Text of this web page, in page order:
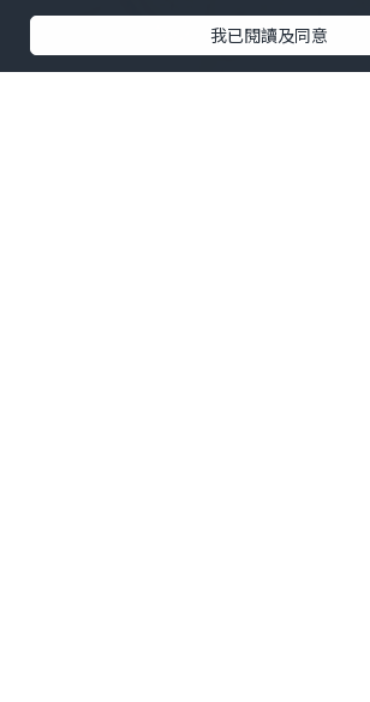
我已閱讀及同意